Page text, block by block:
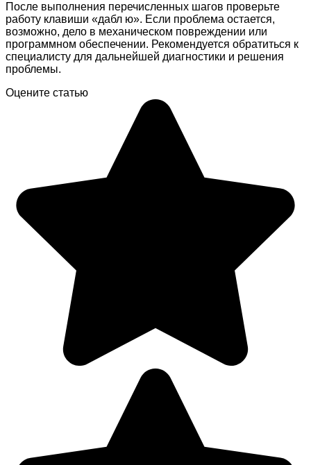
После выполнения перечисленных шагов проверьте
работу клавиши «дабл ю». Если проблема остается,
возможно, дело в механическом повреждении или
программном обеспечении. Рекомендуется обратиться к
специалисту для дальнейшей диагностики и решения
проблемы.
Оцените статью